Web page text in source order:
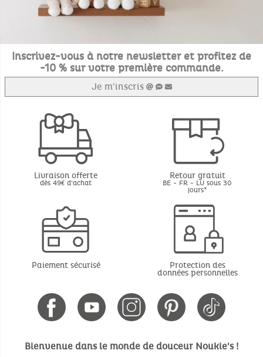
Inscrivez-vous à notre newsletter et profitez de
-10 % sur votre première commande.
Je m'inscris
Livraison offerte
dès 49€ d'achat
Retour gratuit
BE - FR - LU sous 30
jours*
Paiement sécurisé Protection des
données personnelles
Bienvenue dans le monde de douceur Noukie's !